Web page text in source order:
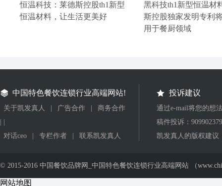
恒温科技：莱德斯控股th1新型
恒温材料，让生活更美好
黑科技th1新型恒温材
斯控股独家发明专利
用于餐厨领域
中国特色餐饮连锁行业高端网站!
关于凯发真人 广告合作
商务合作
对话ceo
专栏作者 联系凯发真人
投诉建议
通过e-mail将您的想
稿件投诉：
凯发真人的版权建议
© 2015-2016 中国餐饮品牌网_中国特色餐饮连锁行业高端网站 （
网站地图